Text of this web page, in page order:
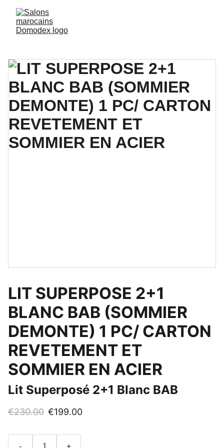
LIT SUPERPOSE 2+1
BLANC BAB (SOMMIER
DEMONTE) 1 PC/ CARTON
REVETEMENT ET
SOMMIER EN ACIER
Lit Superposé 2+1 Blanc BAB
€230.00 €199.00
- +